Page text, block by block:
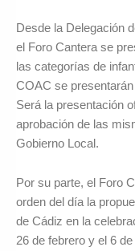
Desde la Delegación
el Foro Cantera se
las categorías de
COAC se
Será la presentación
aprobación de las
Gobierno Local.
Por su parte, el Foro
orden del día la
de Cádiz en la
26 de febrero y el 6